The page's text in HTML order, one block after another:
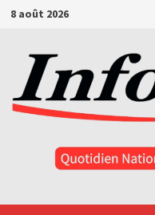
Passer
contenu
8 août 2026